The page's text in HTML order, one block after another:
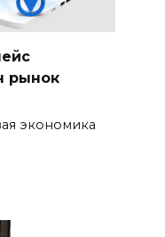
рынок
экономика